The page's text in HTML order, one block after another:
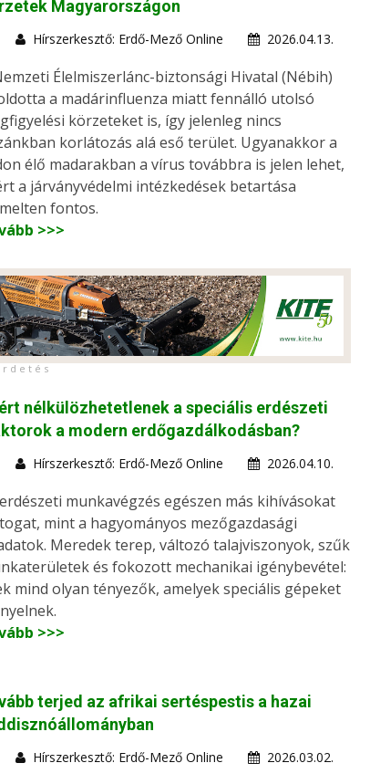
Magyarországon
Hírszerkesztő: Erdő-Mező Online 2026.04.13.
Élelmiszerlánc-biztonsági Hivatal (Nébih)
a madárinfluenza miatt fennálló utolsó
körzeteket is, így jelenleg nincs
korlátozás alá eső terület. Ugyanakkor a
élő madarakban a vírus továbbra is jelen lehet,
a járványvédelmi intézkedések betartása
fontos.
>>>
r d e t é s
nélkülözhetetlenek a speciális erdészeti
a modern erdőgazdálkodásban?
Hírszerkesztő: Erdő-Mező Online 2026.04.10.
munkavégzés egészen más kihívásokat
mint a hagyományos mezőgazdasági
Meredek terep, változó talajviszonyok, szűk
és fokozott mechanikai igénybevétel:
mind olyan tényezők, amelyek speciális gépeket
>>>
terjed az afrikai sertéspestis a hazai
Hírszerkesztő: Erdő-Mező Online 2026.03.02.